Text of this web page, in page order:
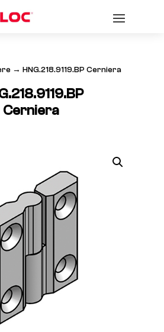
→ HNG.218.9119.BP Cerniera
Cerniera